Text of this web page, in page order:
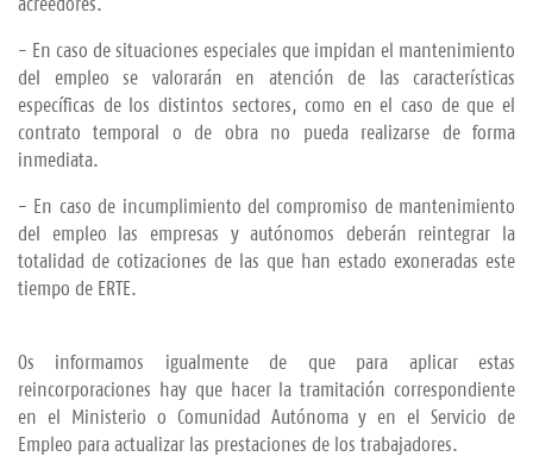
- En caso de situaciones especiales que impidan el mantenimiento
del empleo se valorarán en atención de las características
específicas de los distintos sectores, como en el caso de que el
contrato temporal o de obra no pueda realizarse de forma
inmediata.
- En caso de incumplimiento del compromiso de mantenimiento
del empleo las empresas y autónomos deberán reintegrar la
totalidad de cotizaciones de las que han estado exoneradas este
tiempo de ERTE.
Os informamos igualmente de que para aplicar estas
reincorporaciones hay que hacer la tramitación correspondiente
en el Ministerio o Comunidad Autónoma y en el Servicio de
Empleo para actualizar las prestaciones de los trabajadores.